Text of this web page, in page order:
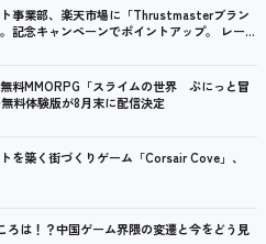
事業部、楽天市場に「Thrustmasterブラン
記念キャンペーンでポイントアップ。 レーシ
コントローラーを中心に、幅広くラインナッ
料MMORPG「スライムの世界 ぷにっと冒
料体験版が8月末に配信決定
を築く街づくりゲーム「Corsair Cove」、
ろは！？中国ゲーム界隈の変遷と今をどう見